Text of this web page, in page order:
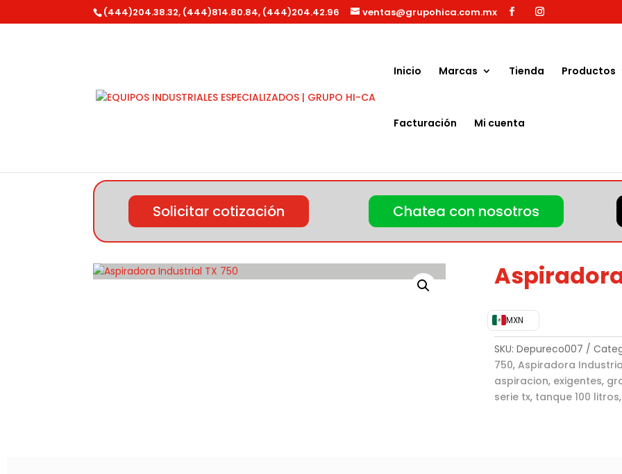
(444)204.38.32, (444)814.80.84, (444)204.42.96 ventas@grupohica.com.mx
Inicio Marcas Tienda Productos
Facturación Mi cuenta
Búsqueda
Solicitar cotización Chatea con nosotros
MXN
SKU: Depureco007
750, Aspiradora
aspiracion, exigentes,
serie tx, tanque 100 litros